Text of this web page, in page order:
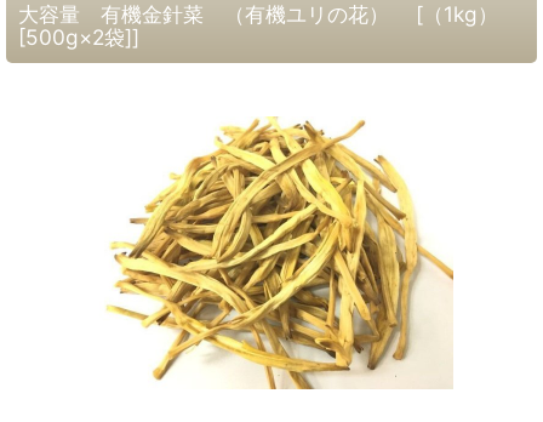
大容量 有機金針菜 （有機ユリの花） [（1kg）
[500g×2袋]]